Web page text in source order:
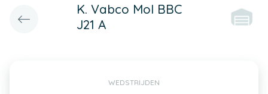
K. Vabco Mol BBC
J21 A
WEDSTRIJDEN